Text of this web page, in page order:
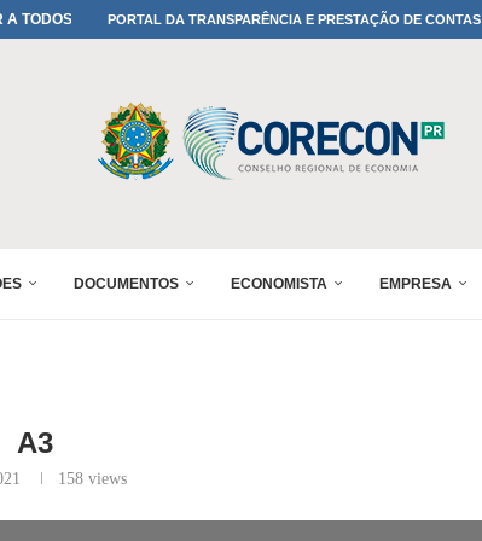
A TODOS OS PAIS!PORTAL DA TRANSPARÊNCIA E PRESTAÇÃO DE CONTAS
DOCUMENTOS ECONOMISTA EMPRESA
A3
158views